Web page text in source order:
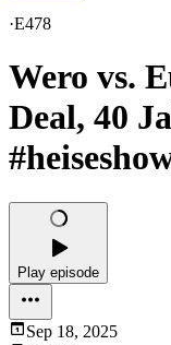
·E478
Wero vs.
Deal, 40
Play episode
Sep 18, 2025